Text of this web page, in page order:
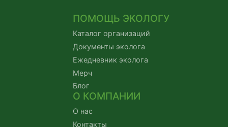
ПОМОЩЬ ЭКОЛОГУ
Каталог организаций
Документы эколога
Ежедневник эколога
Мерч
Блог
О КОМПАНИИ
О нас
Контакты